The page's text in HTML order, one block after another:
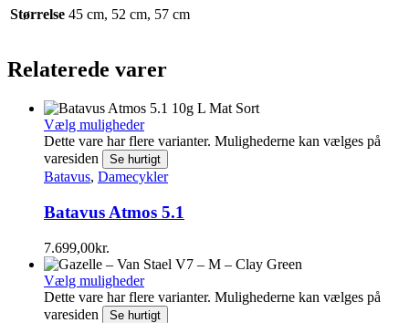
Størrelse 45 cm, 52 cm, 57 cm
Relaterede varer
Vælg muligheder
Dette vare har flere varianter. Mulighederne kan vælges på
varesiden
Se hurtigt
Batavus, Damecykler
Batavus Atmos 5.1
7.699,00kr.
Vælg muligheder
Dette vare har flere varianter. Mulighederne kan vælges på
varesiden
Se hurtigt